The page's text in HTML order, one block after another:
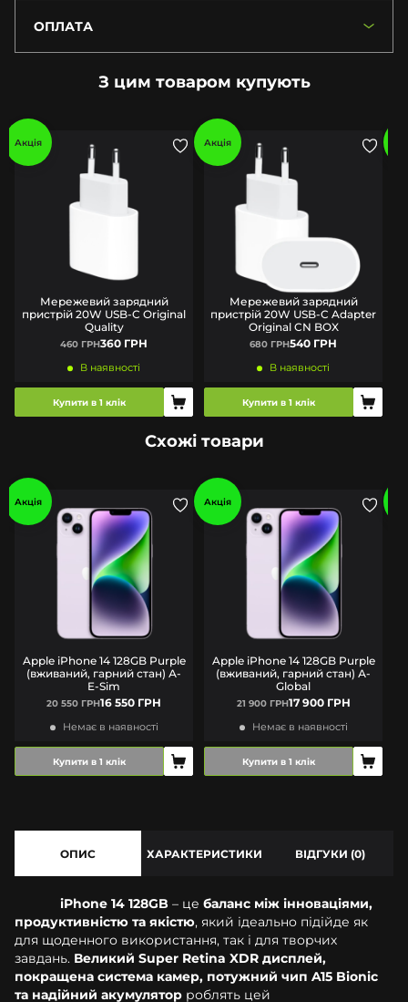
ОПЛАТА
З цим товаром купують
Акція
Мережевий зарядний
пристрій 20W USB-C Original
Quality
460 ГРН360 ГРН
В наявності
Купити в 1 клік
Акція
Мережевий зарядний
пристрій 20W USB-C Adapter
Original CN BOX
680 ГРН540 ГРН
В наявності
Купити в 1 клік
Схожі товари
Акція
Apple iPhone 14 128GB Purple
(вживаний, гарний стан) А-
E-Sim
20 550 ГРН16 550 ГРН
Немає в наявності
Купити в 1 клік
Акція
Apple iPhone 14 128GB Purple
(вживаний, гарний стан) А-
Global
21 900 ГРН17 900 ГРН
Немає в наявності
Купити в 1 клік
ОПИС ХАРАКТЕРИСТИКИ ВІДГУКИ (0)
iPhone 14 128GB – це баланс між інноваціями,
продуктивністю та якістю, який ідеально підійде як
для щоденного використання, так і для творчих
завдань. Великий Super Retina XDR дисплей,
покращена система камер, потужний чип A15 Bionic
та надійний акумулятор роблять цей